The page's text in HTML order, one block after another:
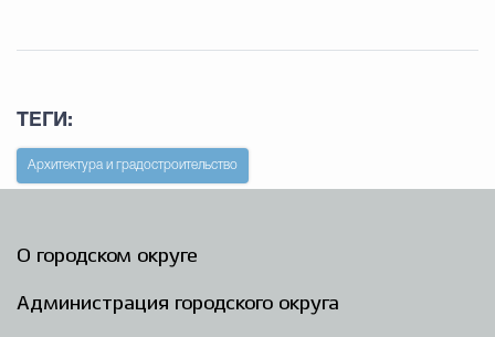
ТЕГИ:
Архитектура и градостроительство
О городском округе
Администрация городского округа